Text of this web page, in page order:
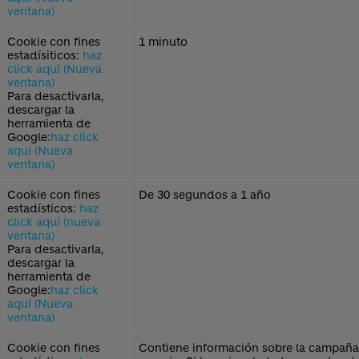
ventana)
Cookie con fines
estadísiticos: haz
click aquí (Nueva
ventana)
Para desactivarla,
descargar la
herramienta de
Google:haz click
aquí (Nueva
ventana)
1 minuto
Cookie con fines
estadísticos: haz
click aquí (nueva
ventana)
Para desactivarla,
descargar la
herramienta de
Google:haz click
aquí (Nueva
ventana)
De 30 segundos a 1 año
Cookie con fines
Contiene información sobre la